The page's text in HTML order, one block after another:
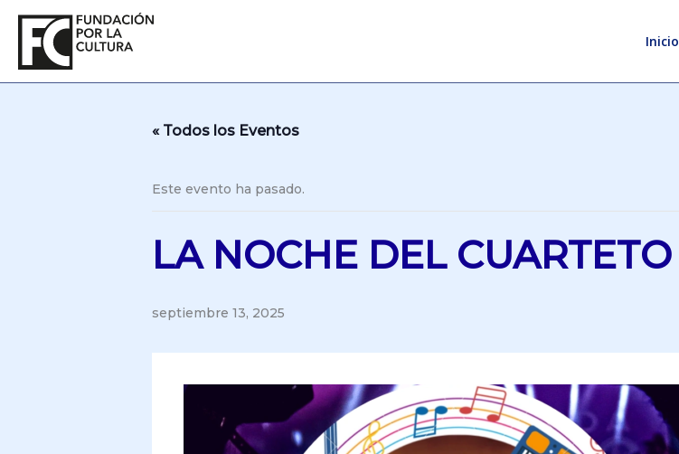
contenido
Inicio
« Todos los Eventos
Este evento ha pasado.
LA NOCHE DEL CUARTETO
septiembre 13, 2025